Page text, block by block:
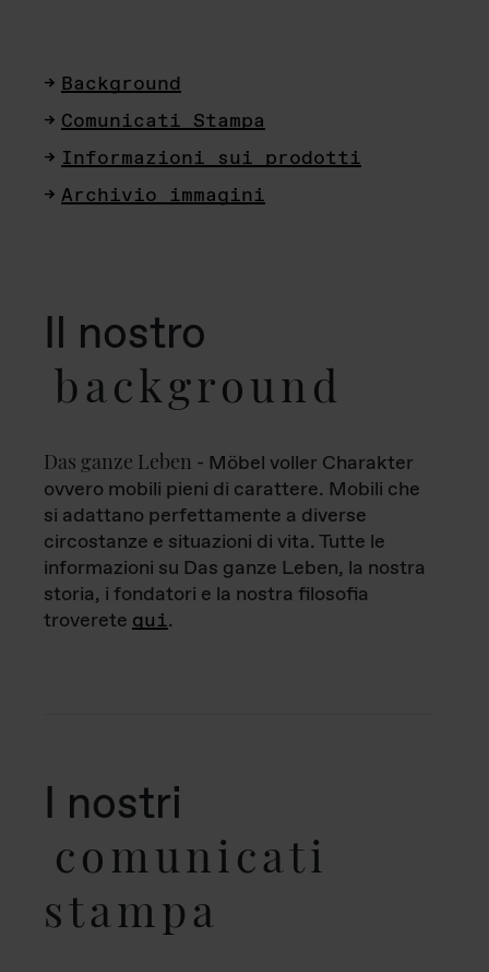
Background
Comunicati Stampa
Informazioni sui prodotti
Archivio immagini
Il nostro
background
Das ganze Leben - Möbel voller Charakter
ovvero mobili pieni di carattere. Mobili che
si adattano perfettamente a diverse
circostanze e situazioni di vita. Tutte le
informazioni su Das ganze Leben, la nostra
storia, i fondatori e la nostra filosofia
troverete qui.
I nostri
comunicati
stampa